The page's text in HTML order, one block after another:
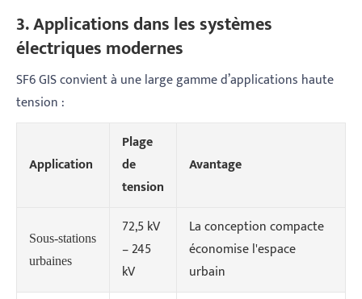
3. Applications dans les systèmes
électriques modernes
SF6 GIS convient à une large gamme d’applications haute
tension :
Application
Plage
de
tension
Avantage
Sous-stations
urbaines
72,5 kV
– 245
kV
La conception compacte
économise l'espace
urbain